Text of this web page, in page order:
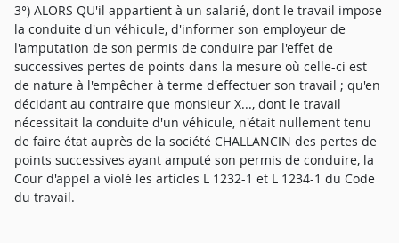
3°) ALORS QU'il appartient à un salarié, dont le travail impose
la conduite d'un véhicule, d'informer son employeur de
l'amputation de son permis de conduire par l'effet de
successives pertes de points dans la mesure où celle-ci est
de nature à l'empêcher à terme d'effectuer son travail ; qu'en
décidant au contraire que monsieur X..., dont le travail
nécessitait la conduite d'un véhicule, n'était nullement tenu
de faire état auprès de la société CHALLANCIN des pertes de
points successives ayant amputé son permis de conduire, la
Cour d'appel a violé les articles L 1232-1 et L 1234-1 du Code
du travail.